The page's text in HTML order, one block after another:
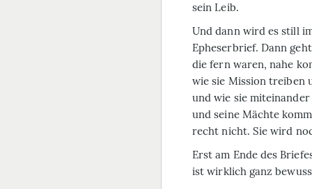
sein Leib.
Und dann wird es still
Epheserbrief. Dann
die fern waren, nahe
wie sie Mission treiben
und wie sie
und seine Mächte
recht nicht. Sie wird
Erst am Ende des
ist wirklich ganz